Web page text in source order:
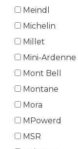
Meindl
Michelin
Millet
Mini-Ardenne
Mont Bell
Montane
Mora
MPowerd
MSR